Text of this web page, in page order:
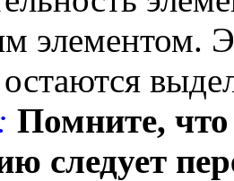
элементом.
Помните,
следует